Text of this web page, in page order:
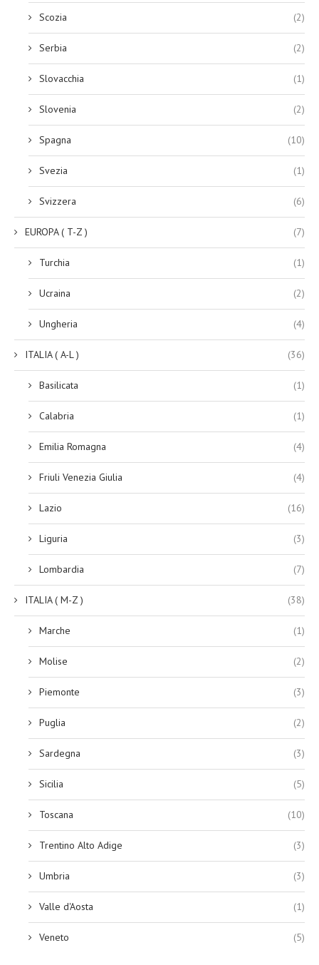
Scozia (2)
Serbia (2)
Slovacchia (1)
Slovenia (2)
Spagna (10)
Svezia (1)
Svizzera (6)
EUROPA ( T-Z ) (7)
Turchia (1)
Ucraina (2)
Ungheria (4)
ITALIA ( A-L ) (36)
Basilicata (1)
Calabria (1)
Emilia Romagna (4)
Friuli Venezia Giulia (4)
Lazio (16)
Liguria (3)
Lombardia (7)
ITALIA ( M-Z ) (38)
Marche (1)
Molise (2)
Piemonte (3)
Puglia (2)
Sardegna (3)
Sicilia (5)
Toscana (10)
Trentino Alto Adige (3)
Umbria (3)
Valle d'Aosta (1)
Veneto (5)